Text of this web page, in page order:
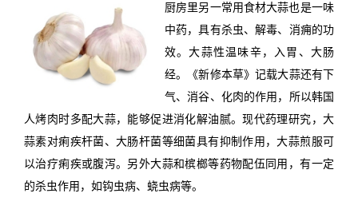
厨房里另一常用食材大蒜也是一味
中药，具有杀虫、解毒、消痈的功
效。大蒜性温味辛，入胃、大肠
经。《新修本草》记载大蒜还有下
气、消谷、化肉的作用，所以韩国
人烤肉时多配大蒜，能够促进消化解油腻。现代药理研究，大
蒜素对痢疾杆菌、大肠杆菌等细菌具有抑制作用，大蒜煎服可
以治疗痢疾或腹泻。另外大蒜和槟榔等药物配伍同用，有一定
的杀虫作用，如钩虫病、蛲虫病等。